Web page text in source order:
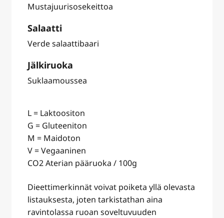
Mustajuurisosekeittoa
Salaatti
Verde salaattibaari
Jälkiruoka
Suklaamoussea
L = Laktoositon
G = Gluteeniton
M = Maidoton
V = Vegaaninen
CO2 Aterian pääruoka / 100g
Dieettimerkinnät voivat poiketa yllä olevasta
listauksesta, joten tarkistathan aina
ravintolassa ruoan soveltuvuuden